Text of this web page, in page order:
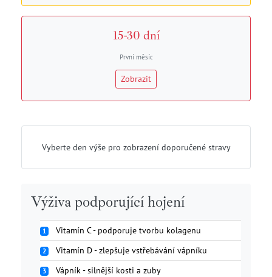
15-30 dní
První měsíc
Zobrazit
Vyberte den výše pro zobrazení doporučené stravy
Výživa podporující hojení
1 Vitamín C - podporuje tvorbu kolagenu
2 Vitamín D - zlepšuje vstřebávání vápníku
3 Vápník - silnější kosti a zuby